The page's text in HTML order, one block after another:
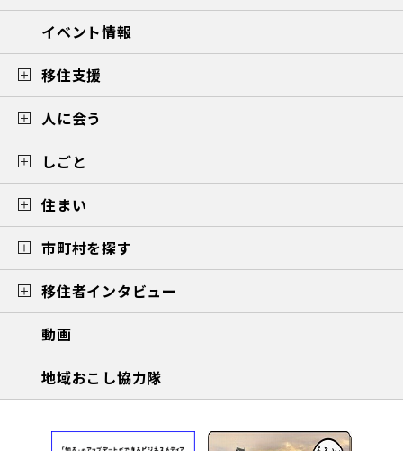
イベント情報
移住支援
人に会う
しごと
住まい
市町村を探す
移住者インタビュー
動画
地域おこし協力隊